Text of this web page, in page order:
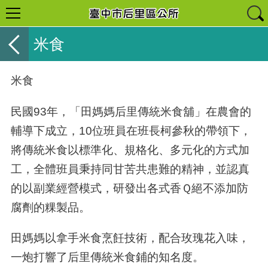
米食
米食
民國93年，「田媽媽后里傳統米食舖」在農會的
輔導下成立， 10位班員在班長柯參秋的帶領下，
將傳統米食以標準化、規格化、多元化的方式加
工，全體班員秉持同甘苦共患難的精神，並認真
的以副業經營模式，研發出各式香Ｑ絕不添加防
腐劑的粿製品。
田媽媽以拿手米食烹飪技術，配合玫瑰花入味，
一炮打響了后里傳統米食鋪的知名度。